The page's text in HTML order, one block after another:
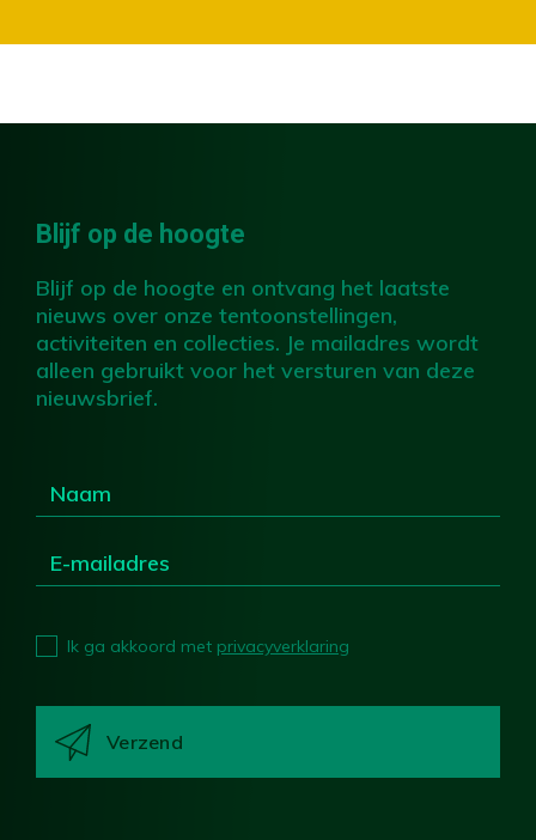
Blijf op de hoogte
Blijf op de hoogte en ontvang het laatste
nieuws over onze tentoonstellingen,
activiteiten en collecties. Je mailadres wordt
alleen gebruikt voor het versturen van deze
nieuwsbrief.
Ik ga akkoord met privacyverklaring